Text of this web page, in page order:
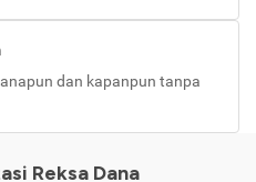
dan kapanpun tanpa
Reksa Dana